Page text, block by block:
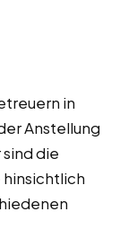
in
Anstellung
die